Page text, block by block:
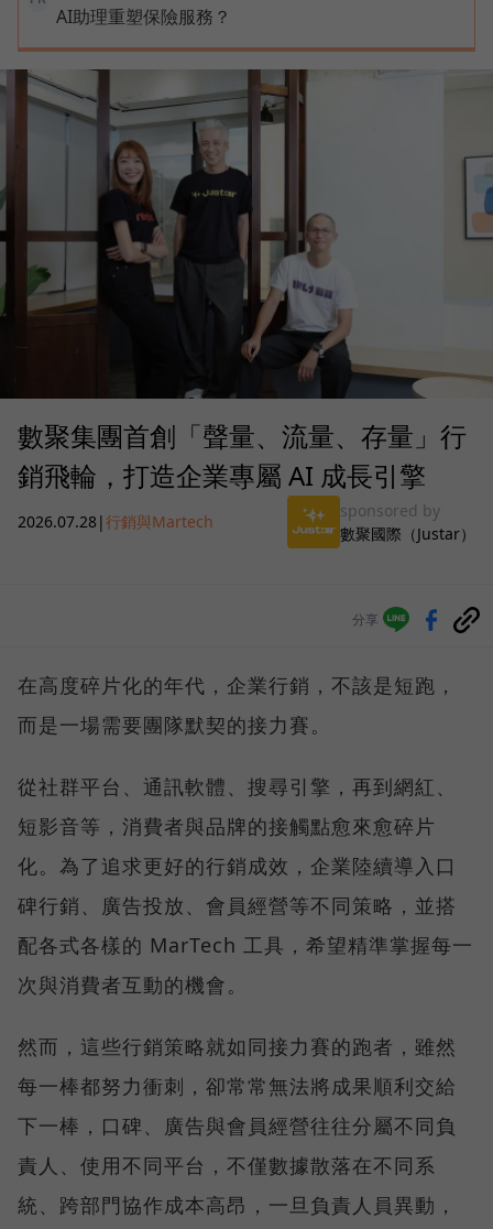
AI助理重塑保險服務？
數聚集團首創「聲量、流量、存量」行
銷飛輪，打造企業專屬 AI 成長引擎
2026.07.28|行銷與Martech
sponsored by
數聚國際（Justar）
分享
在高度碎片化的年代，企業行銷，不該是短跑，
而是一場需要團隊默契的接力賽。
從社群平台、通訊軟體、搜尋引擎，再到網紅、
短影音等，消費者與品牌的接觸點愈來愈碎片
化。為了追求更好的行銷成效，企業陸續導入口
碑行銷、廣告投放、會員經營等不同策略，並搭
配各式各樣的 MarTech 工具，希望精準掌握每一
次與消費者互動的機會。
然而，這些行銷策略就如同接力賽的跑者，雖然
每一棒都努力衝刺，卻常常無法將成果順利交給
下一棒，口碑、廣告與會員經營往往分屬不同負
責人、使用不同平台，不僅數據散落在不同系
統、跨部門協作成本高昂，一旦負責人員異動，